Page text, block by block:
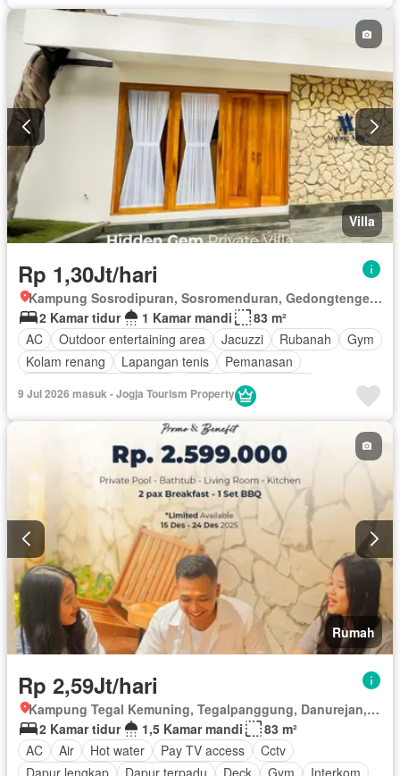
Listrik
Fully fenced Secure parking
Rumah jaga
Telephone
Televisi
Garasi Panggang Berperabot lengkap
Villa
Rp 1,30Jt/hari
Kampung Sosrodipuran, Sosromenduran, Gedongtengen, Kota Yogyakarta, Depok, Daerah Istimewa Yogyakarta
2 Kamar tidur
1 Kamar mandi
83 m²
AC
Outdoor entertaining area Jacuzzi Rubanah
Gym
Kolam renang
Lapangan tenis
Pemanasan
Taman atap
Berperabot lengkap
9 Jul 2026 masuk - Jogja Tourism Property
Rumah
Rp 2,59Jt/hari
Kampung Tegal Kemuning, Tegalpanggung, Danurejan, Kota Yogyakarta, Depok, Daerah Istimewa Yogyakarta
2 Kamar tidur
1,5 Kamar mandi
83 m²
AC
Air Hot water Pay TV access
Cctv